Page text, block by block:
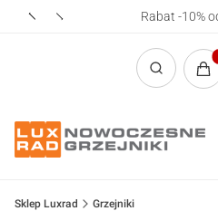
Rabat -10%
Otwórz
Sklep Luxrad Grzejniki